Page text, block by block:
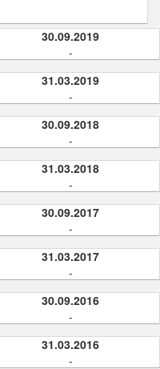
30.09.2019
-
31.03.2019
-
30.09.2018
-
31.03.2018
-
30.09.2017
-
31.03.2017
-
30.09.2016
-
31.03.2016
-